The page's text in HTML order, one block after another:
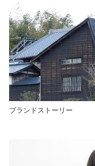
ブランドストーリー